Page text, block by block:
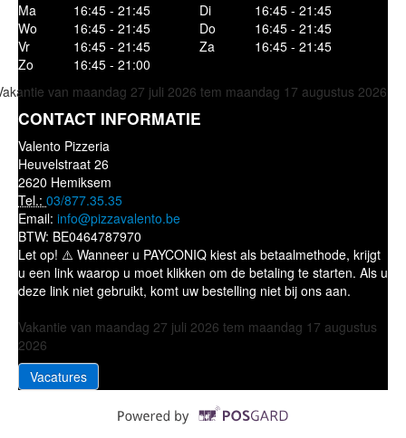
Ma 16:45 - 21:45 Di
16:45 - 21:45
Wo
16:45 - 21:45 Do
16:45 - 21:45
Vr
16:45 - 21:45 Za
16:45 - 21:45
Zo
16:45 - 21:00
van maandag 27 juli 2026 tem maandag 17 augustus 2026
CONTACT INFORMATIE
Valento Pizzeria
Heuvelstraat 26
2620 Hemiksem
Tel.: 03/877.35.35
Email: info@pizzavalento.be
BTW: BE0464787970
Let op! ⚠️ Wanneer u PAYCONIQ kiest als betaalmethode, krijgt
u een link waarop u moet klikken om de betaling te starten. Als u
deze link niet gebruikt, komt uw bestelling niet bij ons aan.
Vakantie van maandag 27 juli 2026 tem maandag 17 augustus
2026
Vacatures